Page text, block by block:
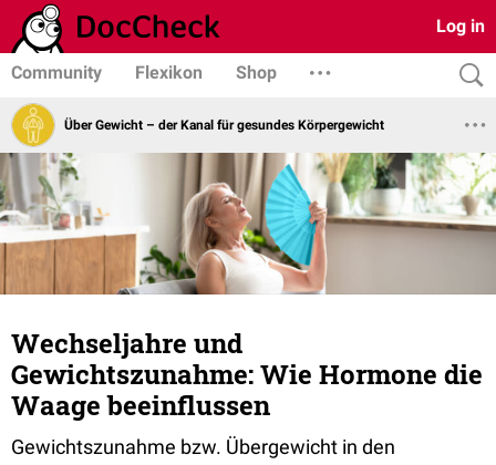
Log in
Community Flexikon Shop
Über Gewicht – der Kanal für gesundes Körpergewicht
Wechseljahre und
Gewichtszunahme: Wie Hormone die
Waage beeinflussen
Gewichtszunahme bzw. Übergewicht in den